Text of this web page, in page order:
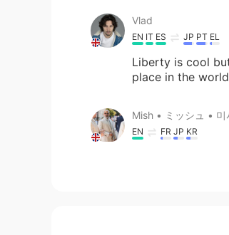
Vlad
EN IT ES JP PT EL
Liberty is cool
place in the
Mish • ミッシュ • 미
EN FR JP KR